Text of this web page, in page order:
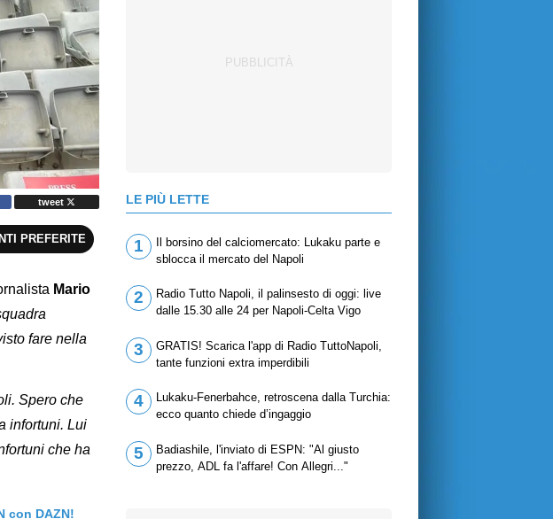
tweet
PREFERITE
Mario
fare nella
Spero che
infortuni. Lui
che ha
con DAZN!
LE PIÙ LETTE
1
Il borsino del calciomercato: Lukaku parte e
sblocca il mercato del Napoli
2
Radio Tutto Napoli, il palinsesto di oggi: live
dalle 15.30 alle 24 per Napoli-Celta Vigo
3
GRATIS! Scarica l'app di Radio TuttoNapoli,
tante funzioni extra imperdibili
4
Lukaku-Fenerbahce, retroscena dalla Turchia:
ecco quanto chiede d’ingaggio
5
Badiashile, l'inviato di ESPN: "Al giusto
prezzo, ADL fa l'affare! Con Allegri..."